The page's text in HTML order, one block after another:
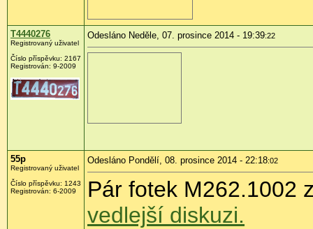
T4440276
Registrovaný uživatel
Číslo příspěvku: 2167
Registrován: 9-2009
Odesláno Neděle, 07. prosince 2014 - 19:39:22
55p
Registrovaný uživatel
Číslo příspěvku: 1243
Registrován: 6-2009
Odesláno Pondělí, 08. prosince 2014 - 22:18:02
Pár fotek M262.1002
vedlejší diskuzi.